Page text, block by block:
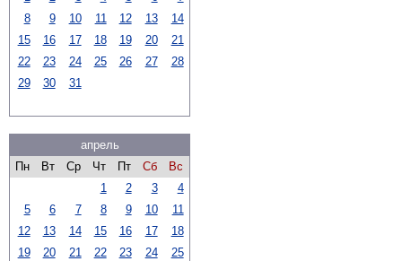
8
9 10 11 12 13
14
15
16 17 18 19 20
21
22
23 24 25 26 27
28
29
30 31
апрель
Пн
Вт Ср Чт Пт Сб
Вс
1
2 3
4
5
6 7 8 9 10
11
12
13 14 15 16 17
18
19
20 21 22 23 24
25